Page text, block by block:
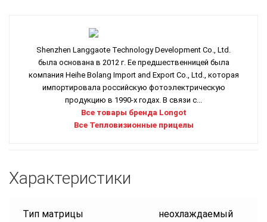
Shenzhen Langgaote Technology Development Co., Ltd.
была основана в 2012 г. Ее предшественницей была
компания Heihe Bolang Import and Export Co., Ltd., которая
импортировала российскую фотоэлектрическую
продукцию в 1990-х годах. В связи с...
Все товары бренда Longot
Все Тепловизионные прицелы
Характеристики
Тип матрицы
неохлаждаемый